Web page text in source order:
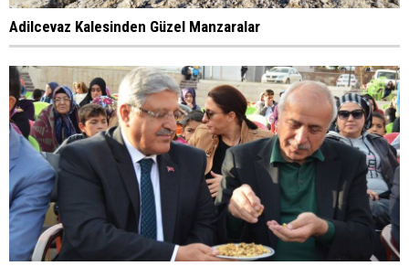
Adilcevaz Kalesinden Güzel Manzaralar